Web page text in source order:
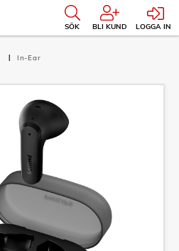
SÖK BLI KUND LOGGA IN
In-Ear